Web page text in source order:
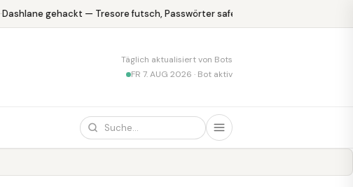
Dashlane gehackt — Tresore futsch, Passwörter safe
Täglich aktualisiert von Bots
FR 7. AUG 2026 · Bot aktiv